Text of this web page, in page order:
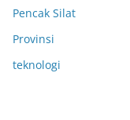
Pencak Silat
Provinsi
teknologi